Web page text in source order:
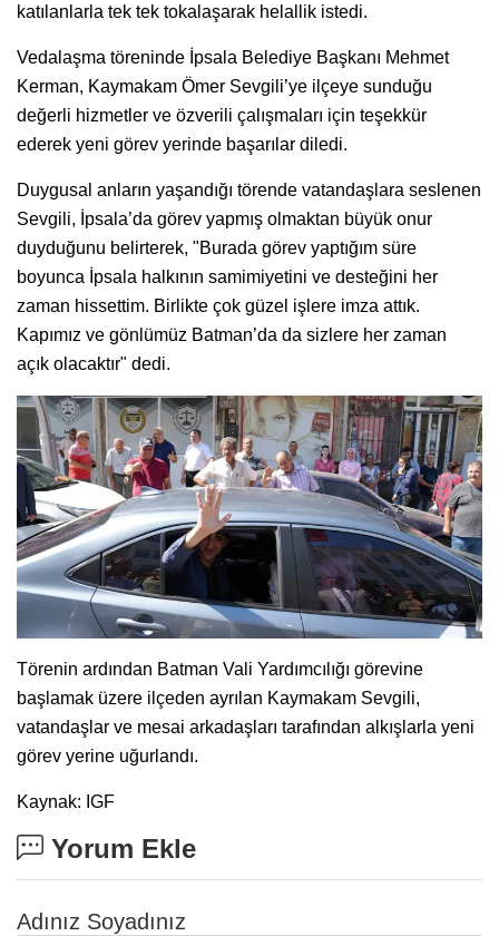
katılanlarla tek tek tokalaşarak helallik istedi.
Vedalaşma töreninde İpsala Belediye Başkanı Mehmet
Kerman, Kaymakam Ömer Sevgili’ye ilçeye sunduğu
değerli hizmetler ve özverili çalışmaları için teşekkür
ederek yeni görev yerinde başarılar diledi.
Duygusal anların yaşandığı törende vatandaşlara seslenen
Sevgili, İpsala’da görev yapmış olmaktan büyük onur
duyduğunu belirterek, "Burada görev yaptığım süre
boyunca İpsala halkının samimiyetini ve desteğini her
zaman hissettim. Birlikte çok güzel işlere imza attık.
Kapımız ve gönlümüz Batman’da da sizlere her zaman
açık olacaktır" dedi.
Törenin ardından Batman Vali Yardımcılığı görevine
başlamak üzere ilçeden ayrılan Kaymakam Sevgili,
vatandaşlar ve mesai arkadaşları tarafından alkışlarla yeni
görev yerine uğurlandı.
Kaynak: IGF
Yorum Ekle
Adınız Soyadınız